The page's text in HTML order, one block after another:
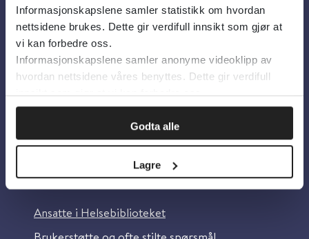
Informasjonskapslene samler statistikk om hvordan
nettsidene brukes. Dette gir verdifull innsikt som gjør at
vi kan forbedre oss.
Informasjonskapslene samler anonyme videoklipp av
hvordan nettsidene våres benyttes. Dette gir verdifull
innsikt som gjør at vi kan forbedre oss.
Godta alle
Lagre
Om Helsebiblioteket
Personvern og informasjonskapsler
Tilgjengelighetserklæring
Information in English
Ansatte i Helsebiblioteket